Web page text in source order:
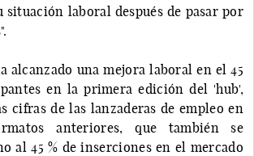
situación laboral después de pasar por
alcanzado una mejora laboral en el 45
en la primera edición del 'hub',
cifras de las lanzaderas de empleo en
anteriores, que también se
al 45 % de inserciones en el mercado